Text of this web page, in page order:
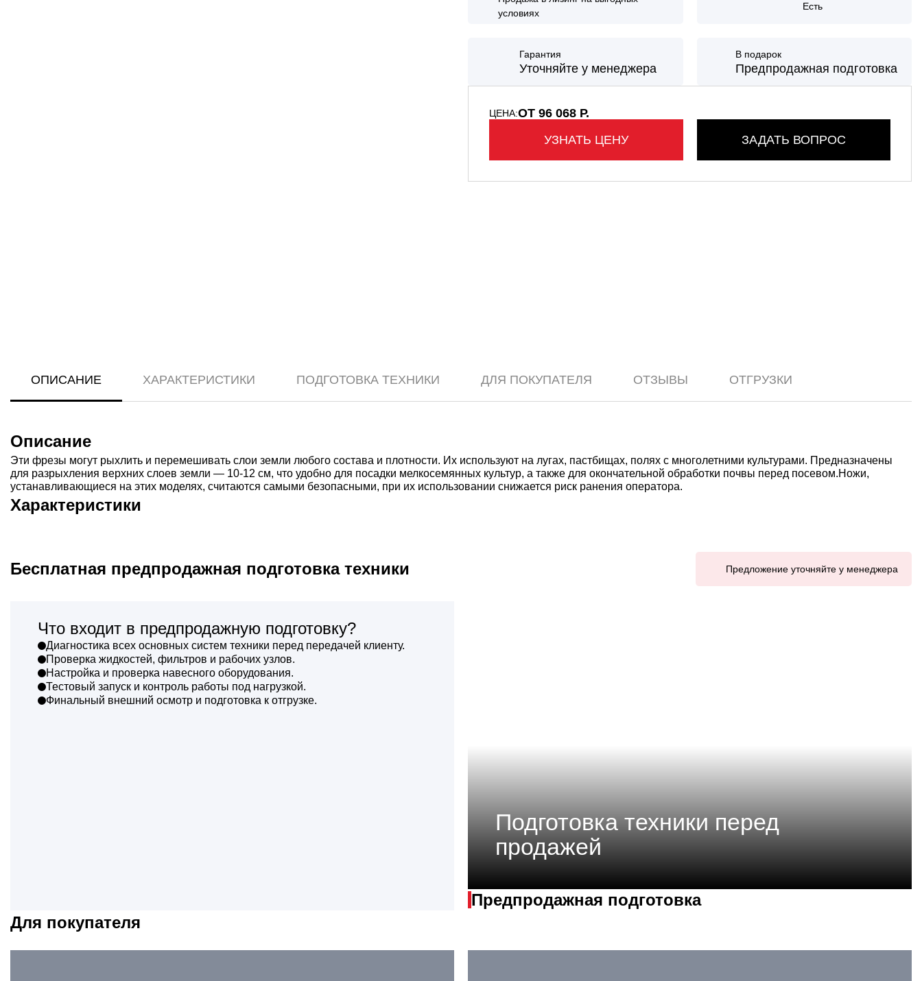
условиях
Есть
Гарантия
Уточняйте у менеджера
В подарок
Предпродажная подготовка
ЦЕНА:ОТ 96 068 Р.
УЗНАТЬ ЦЕНУ
ЗАДАТЬ ВОПРОС
ОПИСАНИЕ ХАРАКТЕРИСТИКИ ПОДГОТОВКА ТЕХНИКИ ДЛЯ ПОКУПАТЕЛЯ ОТЗЫВЫ ОТГРУЗКИ
Описание
Эти фрезы могут рыхлить и перемешивать слои земли любого состава и плотности. Их используют на лугах, пастбищах, полях с многолетними культурами. Предназначены
для разрыхления верхних слоев земли — 10-12 см, что удобно для посадки мелкосемянных культур, а также для окончательной обработки почвы перед посевом.Ножи,
устанавливающиеся на этих моделях, считаются самыми безопасными, при их использовании снижается риск ранения оператора.
Характеристики
Бесплатная предпродажная подготовка техники Предложение уточняйте у менеджера
Что входит в предпродажную подготовку?
Диагностика всех основных систем техники перед передачей клиенту.
Проверка жидкостей, фильтров и рабочих узлов.
Настройка и проверка навесного оборудования.
Тестовый запуск и контроль работы под нагрузкой.
Финальный внешний осмотр и подготовка к отгрузке.
Подготовка техники перед
продажей
Предпродажная подготовка
Для покупателя